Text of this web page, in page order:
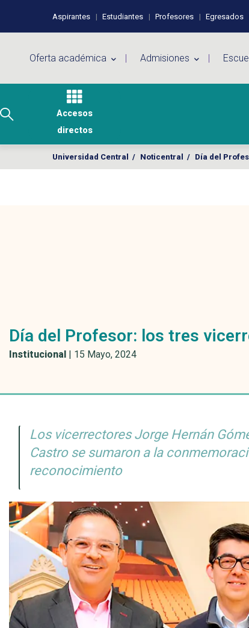
Perfiles de usuario
Aspirantes Estudiantes Profesores Egresados
Oferta académica Admisiones
Accesos
directos
Universidad Central / Noticentral / Día del
Día del Profesor: los tres
Institucional | 15 Mayo, 2024
Los vicerrectores Jorge Hernán
Castro se sumaron a la
reconocimiento